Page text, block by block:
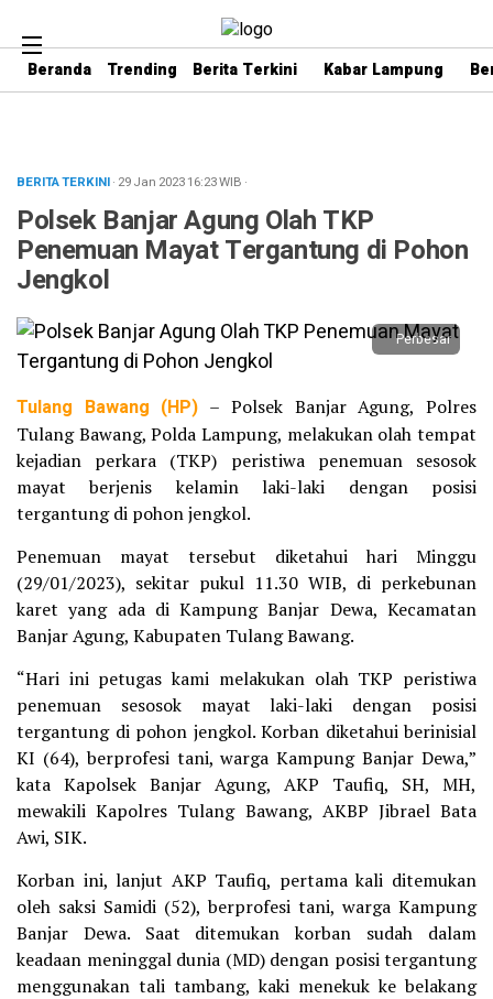
Beranda Trending Berita Terkini Kabar Lampung
BERITA TERKINI· 29 Jan 202316:23WIB ·
Polsek Banjar Agung Olah TKP
Penemuan Mayat Tergantung di Pohon
Jengkol
Perbesar
Tulang Bawang (HP) – Polsek Banjar Agung, Polres
Tulang Bawang, Polda Lampung, melakukan olah tempat
kejadian perkara (TKP) peristiwa penemuan sesosok
mayat berjenis kelamin laki-laki dengan posisi
tergantung di pohon jengkol.
Penemuan mayat tersebut diketahui hari Minggu
(29/01/2023), sekitar pukul 11.30 WIB, di perkebunan
karet yang ada di Kampung Banjar Dewa, Kecamatan
Banjar Agung, Kabupaten Tulang Bawang.
“Hari ini petugas kami melakukan olah TKP peristiwa
penemuan sesosok mayat laki-laki dengan posisi
tergantung di pohon jengkol. Korban diketahui berinisial
KI (64), berprofesi tani, warga Kampung Banjar Dewa,”
kata Kapolsek Banjar Agung, AKP Taufiq, SH, MH,
mewakili Kapolres Tulang Bawang, AKBP Jibrael Bata
Awi, SIK.
Korban ini, lanjut AKP Taufiq, pertama kali ditemukan
oleh saksi Samidi (52), berprofesi tani, warga Kampung
Banjar Dewa. Saat ditemukan korban sudah dalam
keadaan meninggal dunia (MD) dengan posisi tergantung
menggunakan tali tambang, kaki menekuk ke belakang